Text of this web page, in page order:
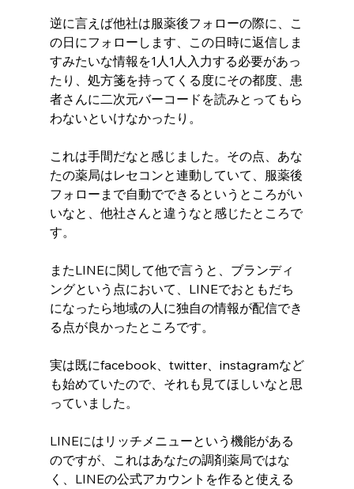
逆に言えば他社は服薬後フォローの際に、こ
の日にフォローします、この日時に返信しま
すみたいな情報を1人1人入力する必要があっ
たり、処方箋を持ってくる度にその都度、患
者さんに二次元バーコードを読みとってもら
わないといけなかったり。
これは手間だなと感じました。その点、あな
たの薬局はレセコンと連動していて、服薬後
フォローまで自動でできるというところがい
いなと、他社さんと違うなと感じたところで
す。
またLINEに関して他で言うと、ブランディ
ングという点において、LINEでおともだち
になったら地域の人に独自の情報が配信でき
る点が良かったところです。
実は既にfacebook、twitter、instagramなど
も始めていたので、それも見てほしいなと思
っていました。
LINEにはリッチメニューという機能がある
のですが、これはあなたの調剤薬局ではな
く、LINEの公式アカウントを作ると使える